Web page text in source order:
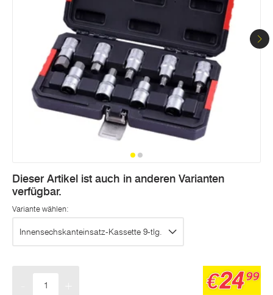
Dieser Artikel ist auch in anderen Varianten
verfügbar.
Variante wählen:
Innensechskanteinsatz-Kassette 9-tlg.
€2499